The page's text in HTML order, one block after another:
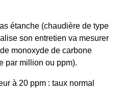
étanche (chaudière de type
son entretien va mesurer
monoxyde de carbone
par million ou ppm).
à 20 ppm : taux normal